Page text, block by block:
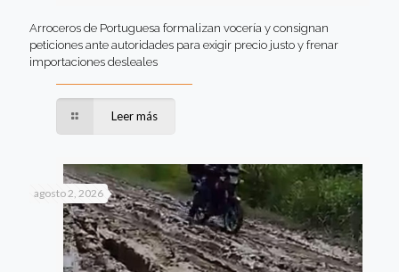
Arroceros de Portuguesa formalizan vocería y consignan
peticiones ante autoridades para exigir precio justo y frenar
importaciones desleales
Leer más
agosto 2, 2026